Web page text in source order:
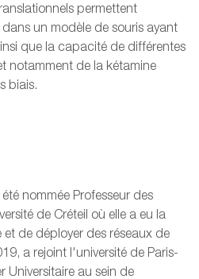
permettent
un modèle de souris ayant
que la capacité de différentes
notamment de la kétamine
biais.
nommée Professeur des
de Créteil où elle a eu la
de déployer des réseaux de
a rejoint l'université de Paris-
Universitaire au sein de